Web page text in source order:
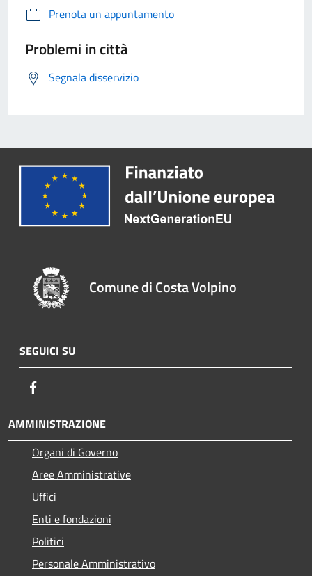
Prenota un appuntamento
Problemi in città
Segnala disservizio
Comune di Costa Volpino
SEGUICI SU
AMMINISTRAZIONE
Organi di Governo
Aree Amministrative
Uffici
Enti e fondazioni
Politici
Personale Amministrativo